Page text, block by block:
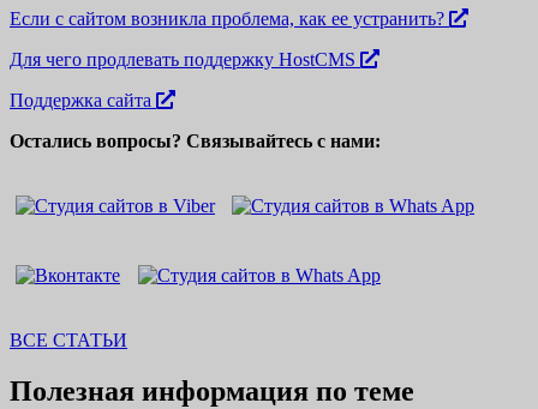
Если с сайтом возникла проблема, как ее устранить?
Для чего продлевать поддержку HostCMS
Поддержка сайта
Остались вопросы? Связывайтесь с нами:
ВСЕ СТАТЬИ
Полезная информация по теме